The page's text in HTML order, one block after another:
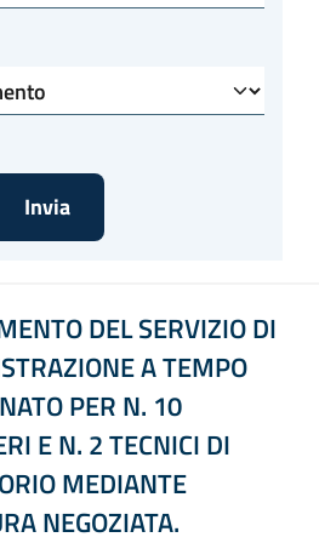
DEL SERVIZIO DI
A TEMPO
PER N. 10
E N. 2 TECNICI DI
MEDIANTE
NEGOZIATA.